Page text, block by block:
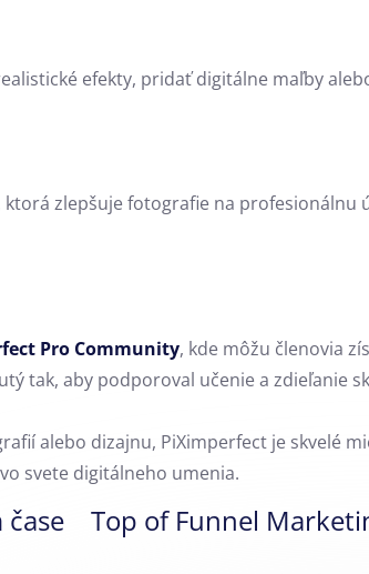
efekty, pridať digitálne maľby
zlepšuje fotografie na profesionálnu
Pro Community, kde môžu členovia
tak, aby podporoval učenie a zdieľanie
alebo dizajnu, PiXimperfect je skvelé
svete digitálneho umenia.
čase Top of Funnel